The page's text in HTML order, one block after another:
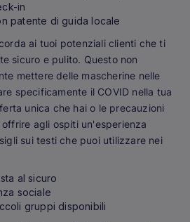
in
patente di guida locale
ai tuoi potenziali clienti che ti
sicuro e pulito. Questo non
mettere delle mascherine nelle
specificamente il COVID nella tua
unica che hai o le precauzioni
agli ospiti un'esperienza
sui testi che puoi utilizzare nei
al sicuro
sociale
gruppi disponibili